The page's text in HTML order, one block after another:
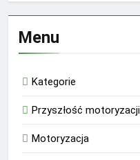
Menu
Kategorie
Przyszłość motoryzacji
Motoryzacja